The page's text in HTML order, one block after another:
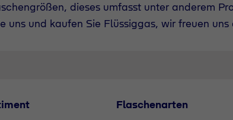
dieses umfasst unter anderem
uns und kaufen Sie Flüssiggas, wir freuen
Flaschenarten